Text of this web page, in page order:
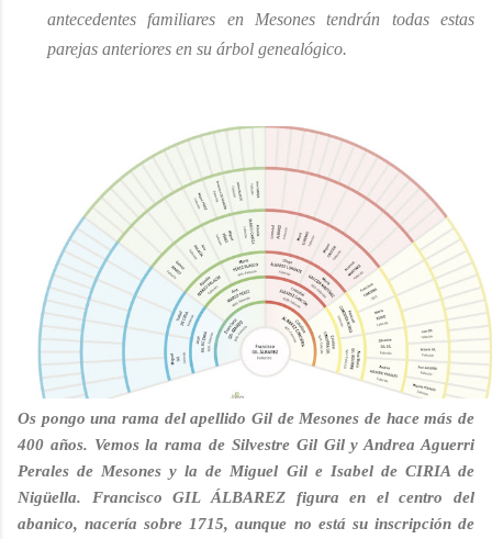
antecedentes familiares en Mesones tendrán todas estas
parejas anteriores en su árbol genealógico.
Os pongo una rama del apellido Gil de Mesones de hace más de
400 años. Vemos la rama de Silvestre Gil Gil y Andrea Aguerri
Perales de Mesones y la de Miguel Gil e Isabel de CIRIA de
Nigüella. Francisco GIL ÁLBAREZ figura en el centro del
abanico, nacería sobre 1715, aunque no está su inscripción de